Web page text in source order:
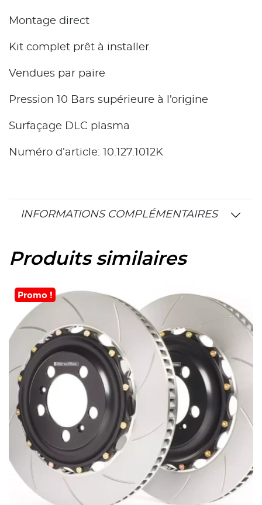
Montage direct
Kit complet prêt à installer
Vendues par paire
Pression 10 Bars supérieure à l’origine
Surfaçage DLC plasma
Numéro d’article: 10.127.1012K
INFORMATIONS COMPLÉMENTAIRES
Produits similaires
Promo !